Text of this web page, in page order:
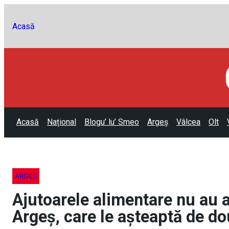
Acasă
Acasă Național Blogu’ lu’ Smeo Argeș Vâlcea Olt
ARGEȘ
Ajutoarele alimentare nu au
Argeș, care le așteaptă de